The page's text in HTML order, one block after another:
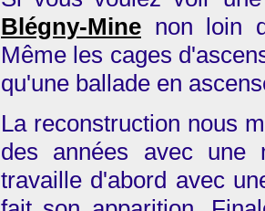
Blégny-Mine non loin
Même les cages
qu'une ballade en
La reconstruction nous
des années avec une
travaille d'abord avec